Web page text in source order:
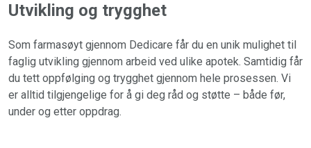
Utvikling og trygghet
Som farmasøyt gjennom Dedicare får du en unik mulighet til
faglig utvikling gjennom arbeid ved ulike apotek. Samtidig får
du tett oppfølging og trygghet gjennom hele prosessen. Vi
er alltid tilgjengelige for å gi deg råd og støtte – både før,
under og etter oppdrag.